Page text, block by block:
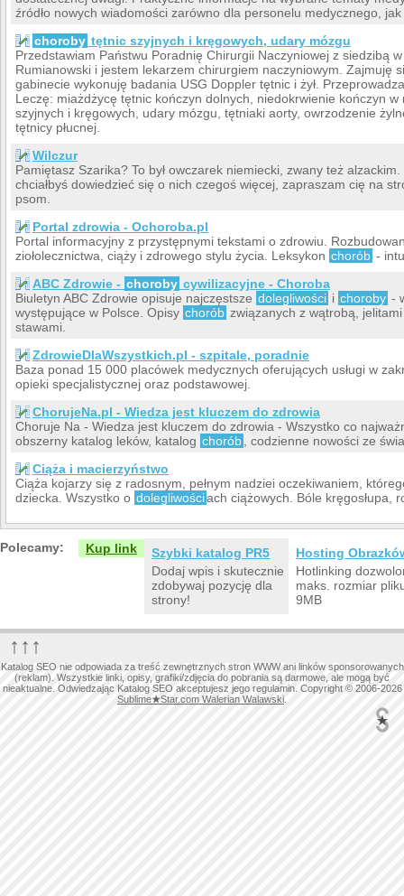
źródło nowych wiadomości zarówno dla personelu medycznego,
choroby tętnic szyjnych i kręgowych, udary mózgu
Przedstawiam Państwu Poradnię Chirurgii Naczyniowej z siedzibą
Rumianowski i jestem lekarzem chirurgiem naczyniowym. Zajmuję
gabinecie wykonuję badania USG Doppler tętnic i żył.
Leczę: miażdżycę tętnic kończyn dolnych, niedokrwienie kończyn
szyjnych i kręgowych, udary mózgu, tętniaki aorty, owrzodzenie
tętnicy płucnej.
Wilczur
Pamiętasz Szarika? To był owczarek niemiecki, zwany też
chciałbyś dowiedzieć się o nich czegoś więcej, zapraszam cię na
psom.
Portal zdrowia - Ochoroba.pl
Portal informacyjny z przystępnymi tekstami o zdrowiu.
ziołolecznictwa, ciąży i zdrowego stylu życia. Leksykon chorób -
ABC Zdrowie - choroby cywilizacyjne - Choroba
Biuletyn ABC Zdrowie opisuje najczęstsze dolegliwości i choroby -
występujące w Polsce. Opisy chorób związanych z wątrobą,
stawami.
ZdrowieDlaWszystkich.pl - szpitale, poradnie
Baza ponad 15 000 placówek medycznych oferujących usługi w
opieki specjalistycznej oraz podstawowej.
ChorujeNa.pl - Wiedza jest kluczem do zdrowia
Choruje Na - Wiedza jest kluczem do zdrowia - Wszystko co
obszerny katalog leków, katalog chorób
, codzienne nowości ze
Ciąża i macierzyństwo
Ciąża kojarzy się z radosnym, pełnym nadziei oczekiwaniem,
dziecka. Wszystko o dolegliwościach ciążowych. Bóle kręgosłupa,
Polecamy: Kup link
Szybki katalog PR5
Dodaj wpis i skutecznie
zdobywaj pozycję dla
strony!
Hosting
Hotlinking
maks. rozmiar
9MB
↑↑↑
Katalog SEO nie odpowiada za treść zewnętrznych stron WWW ani linków sponsorowanych
(reklam). Wszystkie linki, opisy, grafiki/zdjęcia do pobrania są darmowe, ale mogą być
nieaktualne. Odwiedzając Katalog SEO akceptujesz jego regulamin. Copyright © 2006-2026
Sublime★Star.com Walerian Walawski